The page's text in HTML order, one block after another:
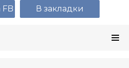
В закладки